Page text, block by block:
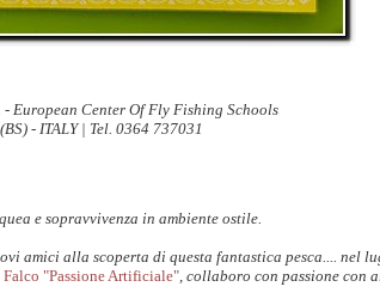
- European Center Of Fly Fishing Schools
- ITALY | Tel. 0364 737031
e sopravvivenza in ambiente ostile.
amici alla scoperta di questa fantastica pesca.... nel
"Passione Artificiale" , collaboro con passione con